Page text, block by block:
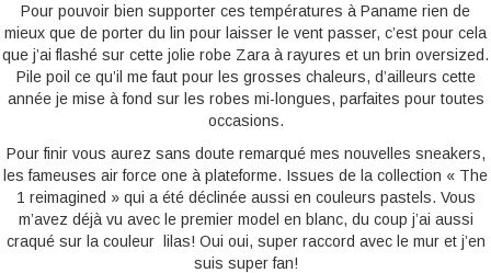
Pour pouvoir bien supporter ces températures à Paname rien de
mieux que de porter du lin pour laisser le vent passer, c’est pour cela
que j’ai flashé sur cette jolie robe Zara à rayures et un brin oversized.
Pile poil ce qu’il me faut pour les grosses chaleurs, d’ailleurs cette
année je mise à fond sur les robes mi-longues, parfaites pour toutes
occasions.
Pour finir vous aurez sans doute remarqué mes nouvelles sneakers,
les fameuses air force one à plateforme. Issues de la collection « The
1 reimagined » qui a été déclinée aussi en couleurs pastels. Vous
m’avez déjà vu avec le premier model en blanc, du coup j’ai aussi
craqué sur la couleur lilas! Oui oui, super raccord avec le mur et j’en
suis super fan!